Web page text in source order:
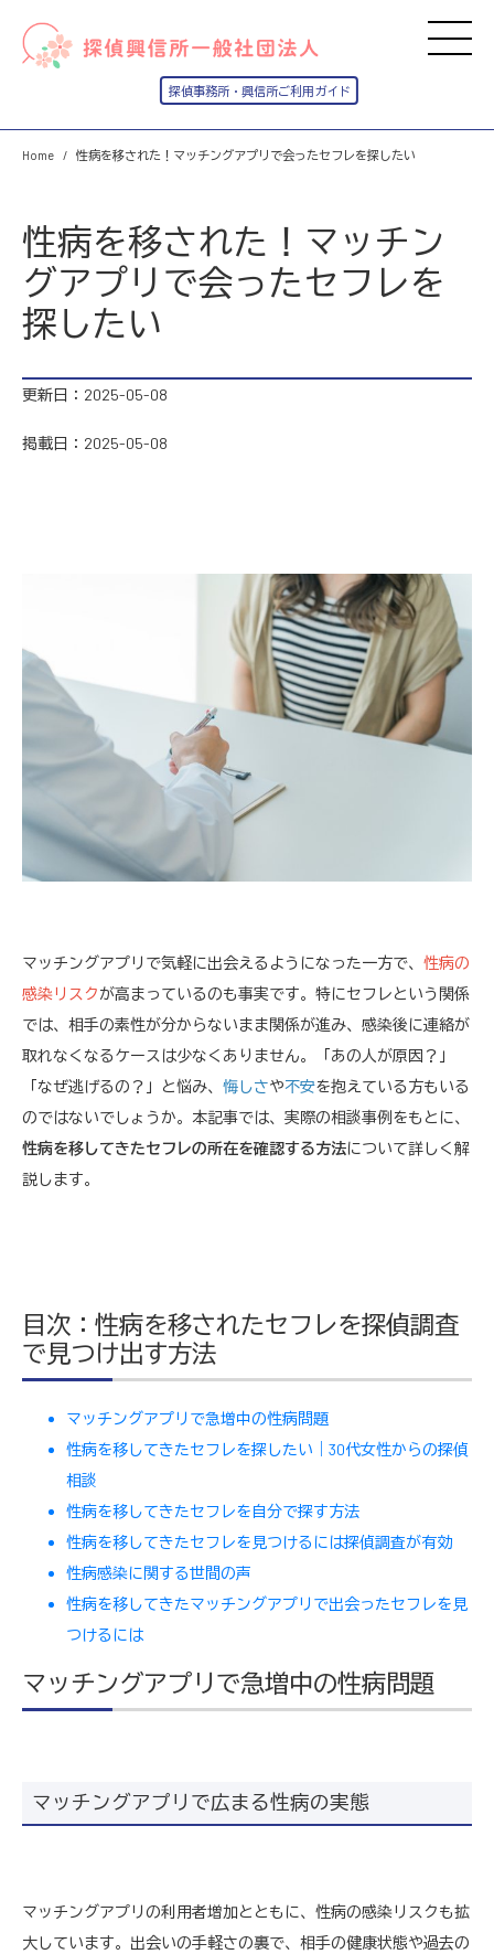
Home 性病を移された！マッチングアプリで会ったセフレを探したい
性病を移された！マッチン
グアプリで会ったセフレを
探したい
更新日：2025-05-08
掲載日：2025-05-08
マッチングアプリで気軽に出会えるようになった一方で、 性病の
感染リスクが高まっているのも事実です。特にセフレという関係
では、相手の素性が分からないまま関係が進み、感染後に連絡が
取れなくなるケースは少なくありません。「あの人が原因？」
「なぜ逃げるの？」と悩み、 悔しさや不安を抱えている方もいる
のではないでしょうか。本記事では、実際の相談事例をもとに、
性病を移してきたセフレの所在を確認する方法について詳しく解
説します。
目次：性病を移されたセフレを探偵調査
で見つけ出す方法
マッチングアプリで急増中の性病問題
性病を移してきたセフレを探したい｜30代女性からの探偵
相談
性病を移してきたセフレを自分で探す方法
性病を移してきたセフレを見つけるには探偵調査が有効
性病感染に関する世間の声
性病を移してきたマッチングアプリで出会ったセフレを見
つけるには
マッチングアプリで急増中の性病問題
マッチングアプリで広まる性病の実態
マッチングアプリの利用者増加とともに、性病の感染リスクも拡
大しています。出会いの手軽さの裏で、相手の健康状態や過去の